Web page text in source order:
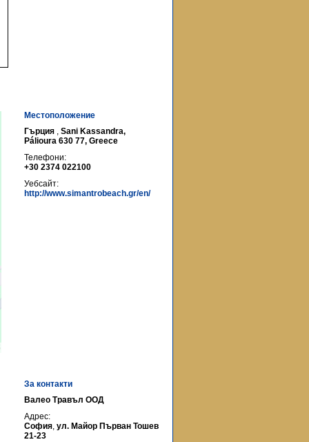
Местоположение
Гърция , Sani Kassandra,
Pálioura 630 77, Greece
Телефони:
+30 2374 022100
Уебсайт:
http://www.simantrobeach.gr/en/
За контакти
Валео Травъл ООД
Адрес:
София, ул. Майор Първан Тошев
21-23